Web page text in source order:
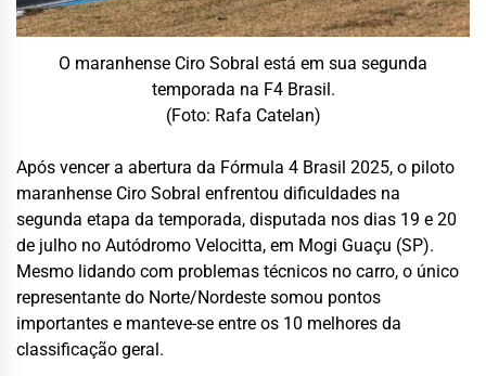
O maranhense Ciro Sobral está em sua segunda
temporada na F4 Brasil.
(Foto: Rafa Catelan)
Após vencer a abertura da Fórmula 4 Brasil 2025, o piloto
maranhense Ciro Sobral enfrentou dificuldades na
segunda etapa da temporada, disputada nos dias 19 e 20
de julho no Autódromo Velocitta, em Mogi Guaçu (SP).
Mesmo lidando com problemas técnicos no carro, o único
representante do Norte/Nordeste somou pontos
importantes e manteve-se entre os 10 melhores da
classificação geral.